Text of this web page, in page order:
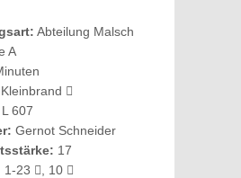
Abteilung Malsch
A
Kleinbrand
L 607
Gernot Schneider
17
1-23 , 10